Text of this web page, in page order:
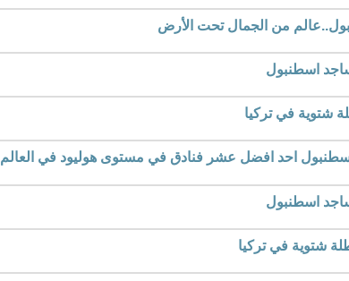
من الجمال تحت الأرض
اسطنبول
اسطنبول احد افضل عشر فنادق في مستوى هوليود في العالم
اسطنبول